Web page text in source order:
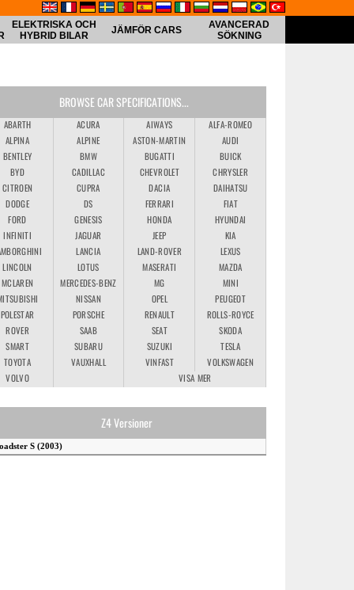
ELEKTRISKA OCH
HYBRID BILAR
JÄMFÖR CARS
AVANCERAD
SÖKNING
BROWSE CAR SPECIFICATIONS...
ABARTH ACURA AIWAYS
ALFA-ROMEO
ALPINA
ALPINE ASTON-MARTIN
AUDI
BENTLEY
BMW BUGATTI
BUICK
BYD
CADILLAC CHEVROLET
CHRYSLER
CITROEN
CUPRA DACIA
DAIHATSU
DODGE
DS FERRARI
FIAT
FORD
GENESIS HONDA
HYUNDAI
INFINITI
JAGUAR JEEP
KIA
LANCIA LAND-ROVER
LEXUS
LINCOLN
LOTUS MASERATI
MAZDA
MCLAREN
MERCEDES-BENZ MG
MINI
NISSAN OPEL
PEUGEOT
POLESTAR
PORSCHE RENAULT
ROLLS-ROYCE
ROVER
SAAB SEAT
SKODA
SMART
SUBARU SUZUKI
TESLA
TOYOTA
VAUXHALL VINFAST
VOLKSWAGEN
VOLVO
VISA MER
Z4 Versioner
S (2003)